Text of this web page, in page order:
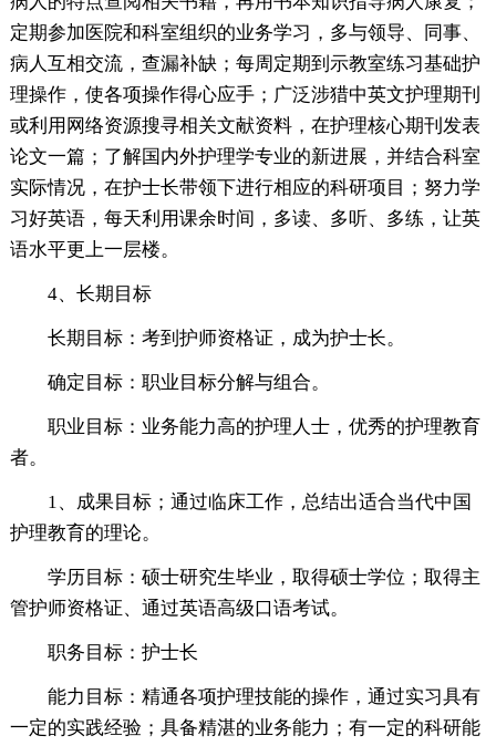
定期参加医院和科室组织的业务学习，多与领导、同事、
病人互相交流，查漏补缺；每周定期到示教室练习基础护
理操作，使各项操作得心应手；广泛涉猎中英文护理期刊
或利用网络资源搜寻相关文献资料，在护理核心期刊发表
论文一篇；了解国内外护理学专业的新进展，并结合科室
实际情况，在护士长带领下进行相应的科研项目；努力学
习好英语，每天利用课余时间，多读、多听、多练，让英
语水平更上一层楼。
4、长期目标
长期目标：考到护师资格证，成为护士长。
确定目标：职业目标分解与组合。
职业目标：业务能力高的护理人士，优秀的护理教育
者。
1、成果目标；通过临床工作，总结出适合当代中国
护理教育的理论。
学历目标：硕士研究生毕业，取得硕士学位；取得主
管护师资格证、通过英语高级口语考试。
职务目标：护士长
能力目标：精通各项护理技能的操作，通过实习具有
一定的实践经验；具备精湛的业务能力；有一定的科研能